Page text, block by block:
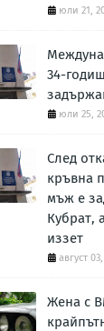
юли 21,
34-
юли 25,
След
кръвна
мъж е
Кубрат,
иззет
август
Жена с